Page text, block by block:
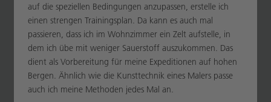
auf die speziellen Bedingungen anzupassen, erstelle ich
einen strengen Trainingsplan. Da kann es auch mal
passieren, dass ich im Wohnzimmer ein Zelt aufstelle, in
dem ich übe mit weniger Sauerstoff auszukommen. Das
dient als Vorbereitung für meine Expeditionen auf hohen
Bergen. Ähnlich wie die Kunsttechnik eines Malers passe
auch ich meine Methoden jedes Mal an.